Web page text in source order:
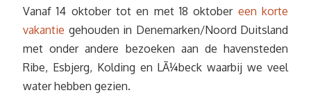
Vanaf 14 oktober tot en met 18 oktober een korte
vakantie gehouden in Denemarken/Noord Duitsland
met onder andere bezoeken aan de havensteden
Ribe, Esbjerg, Kolding en LÃ¼beck waarbij we veel
water hebben gezien.